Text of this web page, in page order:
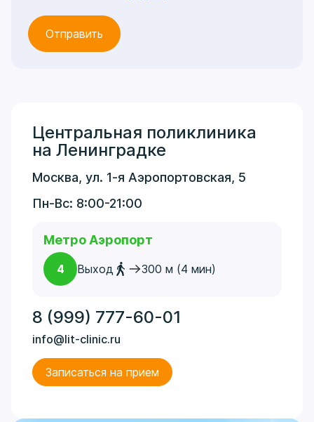
Центральная поликлиника
на Ленинградке
Москва, ул. 1-я Аэропортовская, 5
Пн-Вс: 8:00-21:00
Метро Аэропорт
4 Выход 300 м (4 мин)
8 (999) 777-60-01
info@lit-clinic.ru
Записаться на прием